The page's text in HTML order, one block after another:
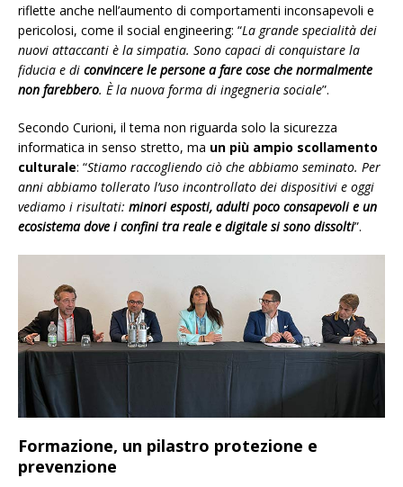
riflette anche nell’aumento di comportamenti inconsapevoli e
pericolosi, come il social engineering: “La grande specialità dei
nuovi attaccanti è la simpatia. Sono capaci di conquistare la
fiducia e di convincere le persone a fare cose che normalmente
non farebbero. È la nuova forma di ingegneria sociale”.
Secondo Curioni, il tema non riguarda solo la sicurezza
informatica in senso stretto, ma un più ampio scollamento
culturale: “Stiamo raccogliendo ciò che abbiamo seminato. Per
anni abbiamo tollerato l’uso incontrollato dei dispositivi e oggi
vediamo i risultati: minori esposti, adulti poco consapevoli e un
ecosistema dove i confini tra reale e digitale si sono dissolti”.
Formazione, un pilastro protezione e
prevenzione